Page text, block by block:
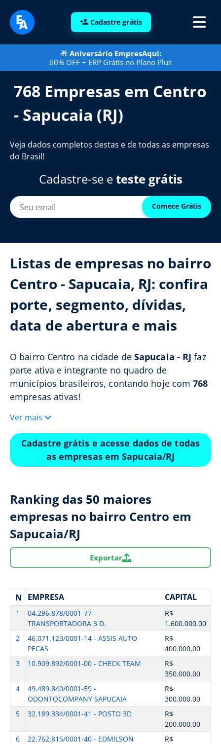
Cadastre grátis
🎁 Aniversário EmpresAqui:
60% OFF + ERP Grátis no Plano Plus
768 Empresas em Centro
- Sapucaia (RJ)
Veja dados completos destas e de todas as empresas
do Brasil!
Cadastre-se eteste grátis
Comece Grátis
Listas de empresas no bairro
Centro - Sapucaia, RJ: confira
porte, segmento, dívidas,
data de abertura e mais
O bairro Centro na cidade de Sapucaia - RJ faz
parte ativa e integrante no quadro de
municípios brasileiros, contando hoje com768
empresas ativas!
Ver mais
Cadastre grátis e acesse dados de todas
as empresas em Sapucaia/RJ
Ranking das 50 maiores
empresas no bairro Centro em
Sapucaia/RJ
Exportar
N EMPRESA CAPITAL
1
04.296.878/0001-77 -
TRANSPORTADORA 3 D.
R$
1.600.000,00
2
46.071.123/0001-14 - ASSIS AUTO
PECAS
R$
400.000,00
3
10.909.892/0001-00 - CHECK TEAM
R$
350.000,00
4
49.489.840/0001-59 -
ODONTOCOMPANY SAPUCAIA
R$
300.000,00
5
32.189.334/0001-41 - POSTO 3D
R$
200.000,00
6
22.762.815/0001-40 - EDMILSON
R$